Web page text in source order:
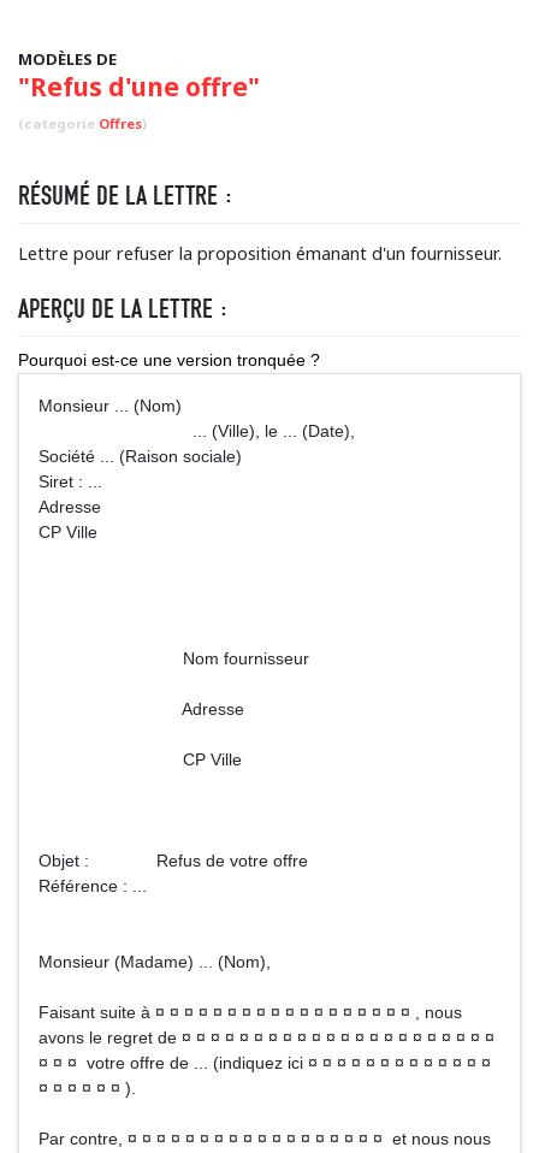
MODÈLES DE
"Refus d'une offre"
(categorie Offres)
RÉSUMÉ DE LA LETTRE :
Lettre pour refuser la proposition émanant d'un fournisseur.
APERÇU DE LA LETTRE :
Pourquoi est-ce une version tronquée ?
Monsieur ... (Nom)
... (Ville), le ... (Date),
Société ... (Raison sociale)
Siret : ...
Adresse
CP Ville
Nom fournisseur
Adresse
CP Ville
Objet : Refus de votre offre
Référence : ...
Monsieur (Madame) ... (Nom),
Faisant suite à ¤ ¤ ¤ ¤ ¤ ¤ ¤ ¤ ¤ ¤ ¤ ¤ ¤ ¤ ¤ ¤ ¤ ¤ , nous
avons le regret de ¤ ¤ ¤ ¤ ¤ ¤ ¤ ¤ ¤ ¤ ¤ ¤ ¤ ¤ ¤ ¤ ¤ ¤ ¤ ¤ ¤ ¤
¤ ¤ ¤ votre offre de ... (indiquez ici ¤ ¤ ¤ ¤ ¤ ¤ ¤ ¤ ¤ ¤ ¤ ¤ ¤
¤ ¤ ¤ ¤ ¤ ¤ ).
Par contre, ¤ ¤ ¤ ¤ ¤ ¤ ¤ ¤ ¤ ¤ ¤ ¤ ¤ ¤ ¤ ¤ ¤ ¤ et nous nous